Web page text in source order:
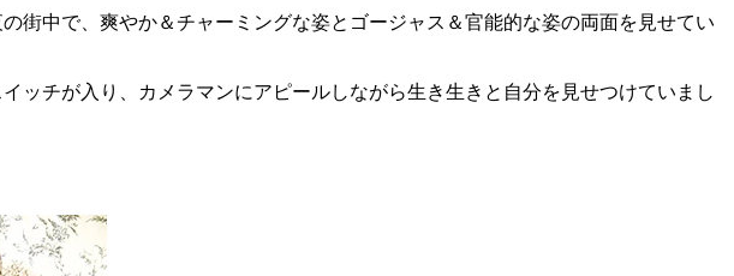
街中で、爽やか＆チャーミングな姿とゴージャス＆官能的な姿の両面を見せてい
ッチが入り、カメラマンにアピールしながら生き生きと自分を見せつけていまし